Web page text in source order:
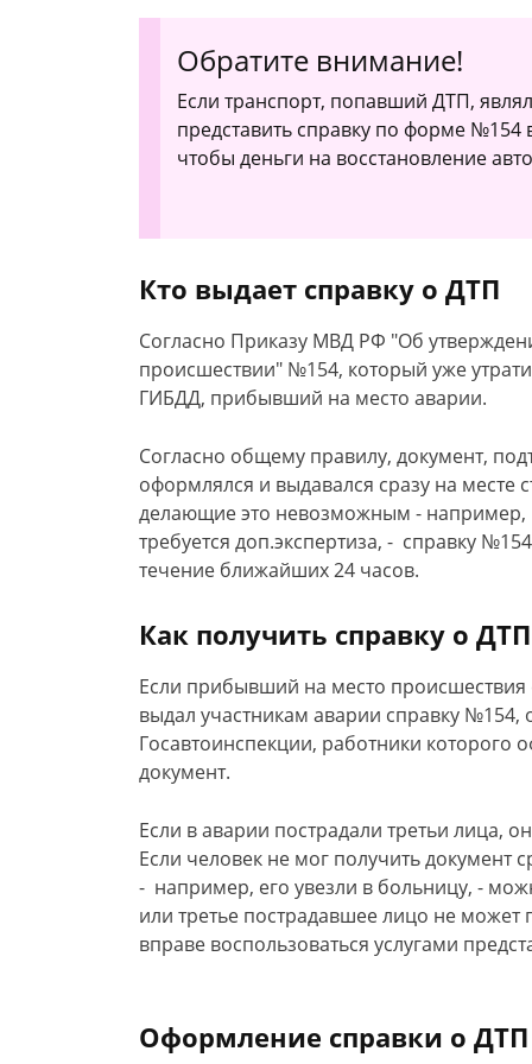
Обратите внимание!
Если транспорт, попавший ДТП,
представить справку по форме №154
чтобы деньги на восстановление
Кто выдает справку о ДТП
Согласно Приказу МВД РФ "Об
происшествии" №154, который уже
ГИБДД, прибывший на место аварии.
Согласно общему правилу, документ,
оформлялся и выдавался сразу на месте
делающие это невозможным - например,
требуется доп.экспертиза, - справку
течение ближайших 24 часов.
Как получить справку о ДТП
Если прибывший на место
выдал участникам аварии справку
Госавтоинспекции, работники которого
документ.
Если в аварии пострадали третьи лица,
Если человек не мог получить документ
- например, его увезли в больницу, -
или третье пострадавшее лицо не
вправе воспользоваться услугами
Оформление справки о ДТП